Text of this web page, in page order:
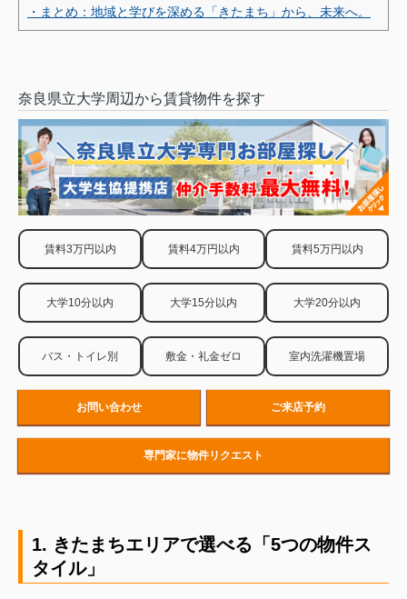
・まとめ：地域と学びを深める「きたまち」から、未来へ。
奈良県立大学周辺から賃貸物件を探す
賃料3万円以内 賃料4万円以内 賃料5万円以内
大学10分以内 大学15分以内 大学20分以内
バス・トイレ別 敷金・礼金ゼロ 室内洗濯機置場
お問い合わせ ご来店予約
専門家に物件リクエスト
1. きたまちエリアで選べる「5つの物件ス
タイル」